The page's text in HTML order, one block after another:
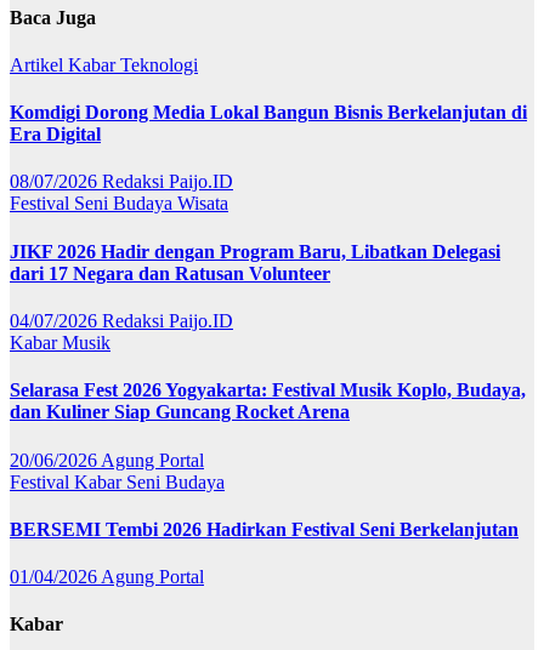
Baca Juga
Artikel KabarTeknologi
Komdigi Dorong Media Lokal Bangun Bisnis Berkelanjutan di
Era Digital
08/07/2026 Redaksi Paijo.ID
Festival Seni Budaya Wisata
JIKF 2026 Hadir dengan Program Baru, Libatkan Delegasi
dari 17 Negara dan Ratusan Volunteer
04/07/2026 Redaksi Paijo.ID
KabarMusik
Selarasa Fest 2026 Yogyakarta: Festival Musik Koplo, Budaya,
dan Kuliner Siap Guncang Rocket Arena
20/06/2026 Agung Portal
Festival Kabar Seni Budaya
BERSEMI Tembi 2026 Hadirkan Festival Seni Berkelanjutan
01/04/2026 Agung Portal
Kabar